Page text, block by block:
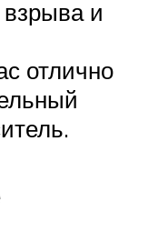
и
отлично